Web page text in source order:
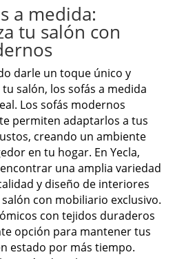
a medida:
tu salón con
darle un toque único y
salón, los sofás a medida
Los sofás modernos
permiten adaptarlos a tus
creando un ambiente
en tu hogar. En Yecla,
una amplia variedad
y diseño de interiores
con mobiliario exclusivo.
con tejidos duraderos
opción para mantener tus
estado por más tiempo.